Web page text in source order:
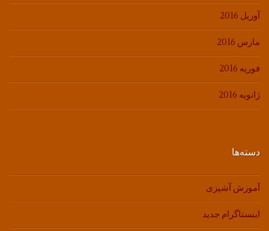
آوریل 2016
مارس 2016
فوریه 2016
ژانویه 2016
دسته‌ها
آموزش آشپزی
اینستاگرام جدید